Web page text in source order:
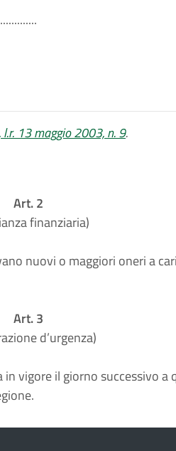
13 maggio 2003, n. 9.
Art. 2
finanziaria)
nuovi o maggiori oneri a
Art. 3
d’urgenza)
vigore il giorno successivo a